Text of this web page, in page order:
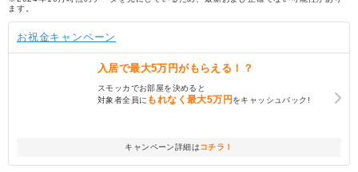
ます。
お祝金キャンペーン
入居で最大5万円がもらえる！？
スモッカでお部屋を決めると
対象者全員に もれなく最大5万円 をキャッシュバック!
キャンペーン詳細はコチラ！